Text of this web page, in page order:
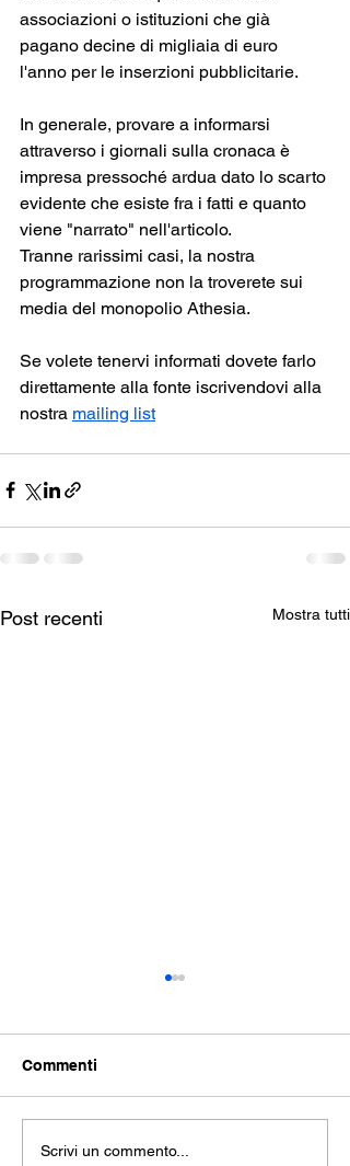
associazioni o istituzioni che già
pagano decine di migliaia di euro
l'anno per le inserzioni pubblicitarie.
In generale, provare a informarsi
attraverso i giornali sulla cronaca è
impresa pressoché ardua dato lo scarto
evidente che esiste fra i fatti e quanto
viene "narrato" nell'articolo.
Tranne rarissimi casi, la nostra
programmazione non la troverete sui
media del monopolio Athesia.
Se volete tenervi informati dovete farlo
direttamente alla fonte iscrivendovi alla
nostra mailing list
Post recenti Mostra tutti
La Trilogia della
Commenti
Scrivi un commento...